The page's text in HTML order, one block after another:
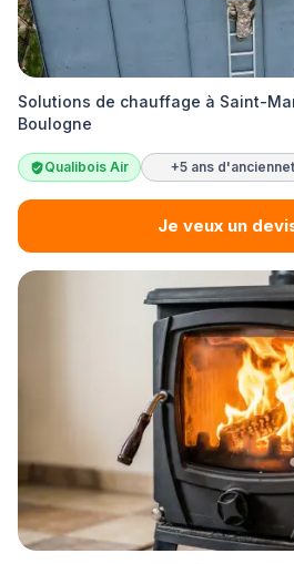
Solutions de chauffage à Saint-
Boulogne
Qualibois Air +5 ans
Je veux un